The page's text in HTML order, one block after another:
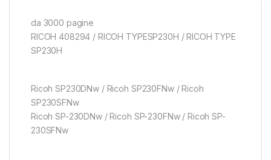
da 3000 pagine
RICOH 408294 / RICOH TYPESP230H / RICOH TYPE
SP230H
Ricoh SP230DNw / Ricoh SP230FNw / Ricoh
SP230SFNw
Ricoh SP-230DNw / Ricoh SP-230FNw / Ricoh SP-
230SFNw